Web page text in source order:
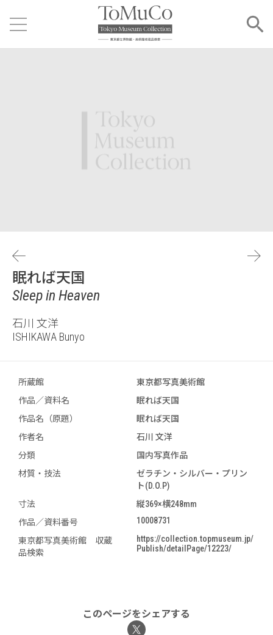
眠れば天国
Sleep in Heaven
石川 文洋
ISHIKAWA Bunyo
所蔵館
東京都写真美術館
作品／資料名
眠れば天国
作品名（原題）
眠れば天国
作者名
石川 文洋
分類
国内写真作品
材質・技法
ゼラチン・シルバー・プリン
ト(D.O.P)
寸法
縦369×横248mm
作品／資料番号
10008731
東京都写真美術館 収蔵
品検索
https://collection.topmuseum.jp/
Publish/detailPage/12223/
このページをシェアする